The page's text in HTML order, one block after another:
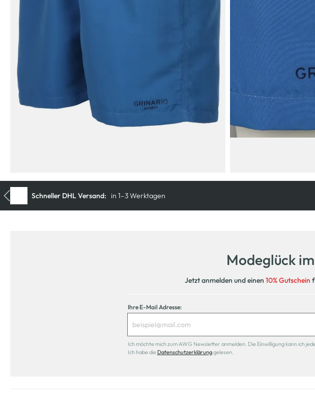
Modeglück
Jetzt anmelden und einen 10% Gutschein
Ihre E-Mail Adresse:
Ich möchte mich zum AWG Newsletter anmelden. Die Einwilligung kann ich
Ich habe die Datenschutzerklärunggelesen.